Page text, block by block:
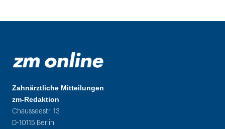
Zahnärztliche Mitteilungen
zm-Redaktion
Chausseestr. 13
D-10115 Berlin